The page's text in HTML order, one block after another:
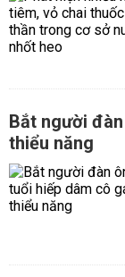
Bắt người
thiểu năng